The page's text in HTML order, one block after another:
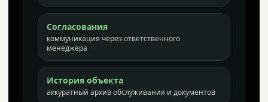
Согласования
коммуникация через ответственного
менеджера
История объекта
аккуратный архив обслуживания и документов